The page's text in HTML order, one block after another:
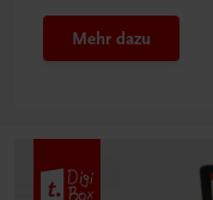
Mehr dazu